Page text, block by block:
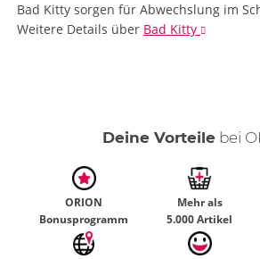
Bad Kitty sorgen für Abwechslung im
Weitere Details über Bad Kitty
Deine Vorteilebei
ORION
Bonusprogramm
Mehr als
5.000 Artikel